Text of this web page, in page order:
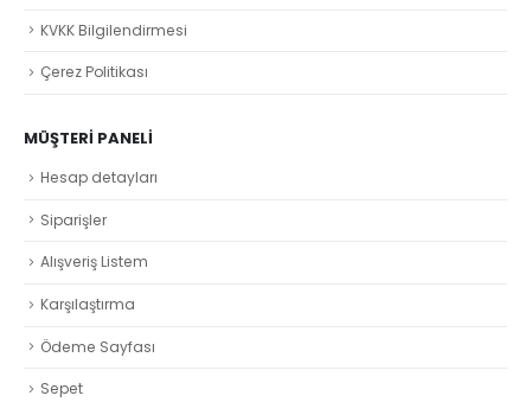
KVKK Bilgilendirmesi
Çerez Politikası
MÜŞTERI PANELI
Hesap detayları
Siparişler
Alışveriş Listem
Karşılaştırma
Ödeme Sayfası
Sepet